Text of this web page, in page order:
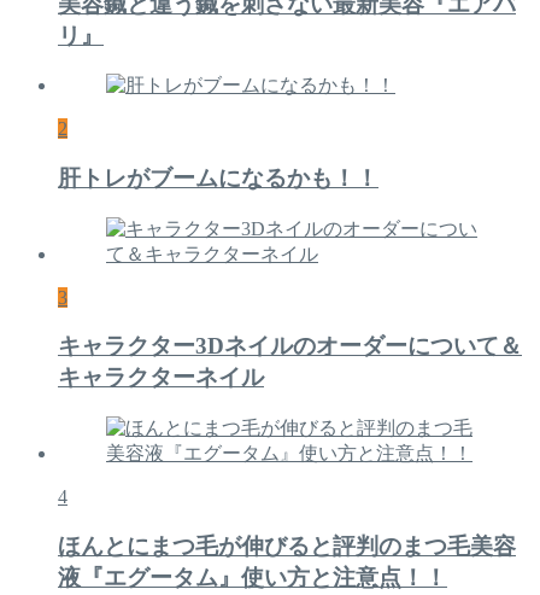
リ』
2
肝トレがブームになるかも！！
3
キャラクター3Dネイルのオーダーについて＆
キャラクターネイル
4
ほんとにまつ毛が伸びると評判のまつ毛美容
液『エグータム』使い方と注意点！！